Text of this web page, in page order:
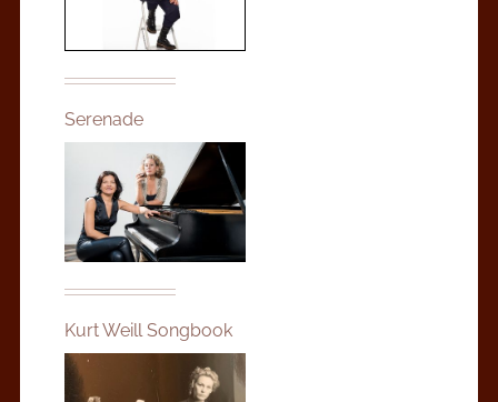
Serenade
Kurt Weill Songbook